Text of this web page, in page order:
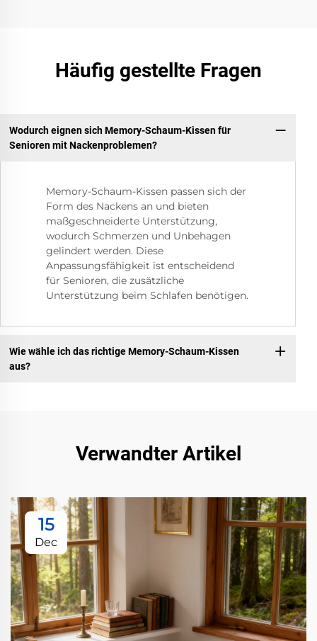
Häufig gestellte Fragen
Wodurch eignen sich Memory-Schaum-Kissen für
Senioren mit Nackenproblemen?
Memory-Schaum-Kissen passen sich der
Form des Nackens an und bieten
maßgeschneiderte Unterstützung,
wodurch Schmerzen und Unbehagen
gelindert werden. Diese
Anpassungsfähigkeit ist entscheidend
für Senioren, die zusätzliche
Unterstützung beim Schlafen benötigen.
Wie wähle ich das richtige Memory-Schaum-Kissen
aus?
Verwandter Artikel
15
Dec